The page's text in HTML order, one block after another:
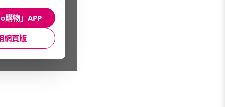
館長推薦 月銷量
購物」APP
網頁版